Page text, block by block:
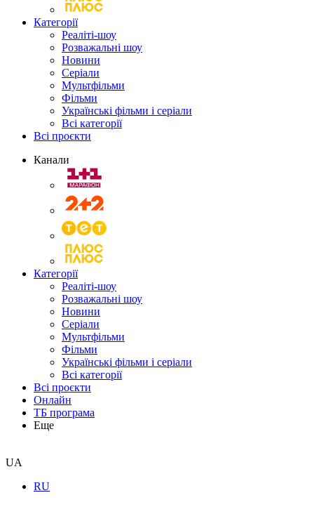
Категорії
Реаліті-шоу
Розважальні шоу
Новини
Серіали
Мультфільми
Фільми
Українські фільми і серіали
Всі категорії
Всі проєкти
Канали
Категорії
Реаліті-шоу
Розважальні шоу
Новини
Серіали
Мультфільми
Фільми
Українські фільми і серіали
Всі категорії
Всі проєкти
Онлайн
ТБ програма
Еще
UA
RU